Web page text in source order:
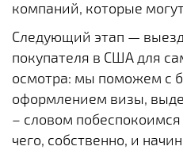
компаний, которые
Следующий этап —
покупателя в США для
осмотра: мы поможем с
оформлением визы,
– словом
чего, собственно, и